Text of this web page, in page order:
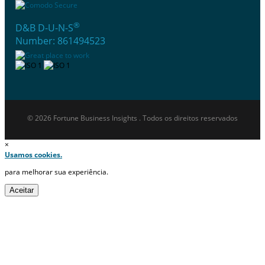
D&B D-U-N-S®
Number: 861494523
© 2026 Fortune Business Insights . Todos os direitos reservados
×
Usamos cookies.
para melhorar sua experiência.
Aceitar